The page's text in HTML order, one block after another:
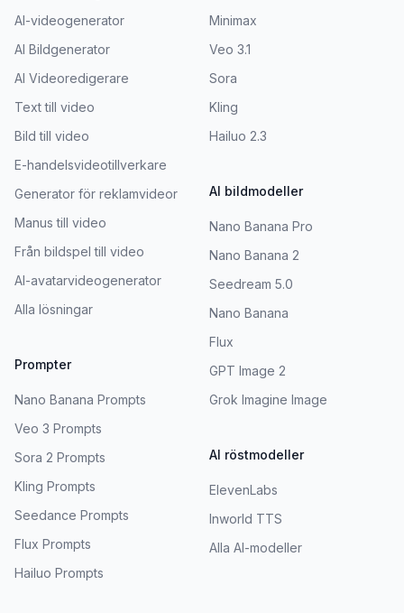
AI-videogenerator
AI Bildgenerator
AI Videoredigerare
Text till video
Bild till video
E-handelsvideotillverkare
Generator för reklamvideor
Manus till video
Från bildspel till video
AI-avatarvideogenerator
Alla lösningar
Prompter
Nano Banana Prompts
Veo 3 Prompts
Sora 2 Prompts
Kling Prompts
Seedance Prompts
Flux Prompts
Hailuo Prompts
Minimax
Veo 3.1
Sora
Kling
Hailuo 2.3
AI bildmodeller
Nano Banana Pro
Nano Banana 2
Seedream 5.0
Nano Banana
Flux
GPT Image 2
Grok Imagine Image
AI röstmodeller
ElevenLabs
Inworld TTS
Alla AI-modeller